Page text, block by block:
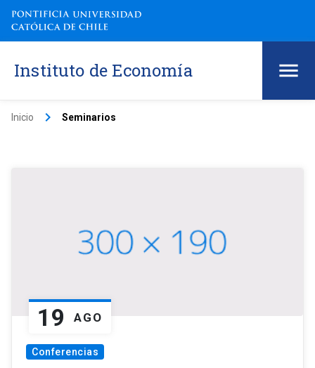
Instituto de Economía
Inicio keyboard_arrow_right Seminarios
19 AGO
Conferencias